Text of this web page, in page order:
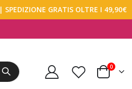
| SPEDIZIONE GRATIS OLTRE I 49,90€
Carrello
0